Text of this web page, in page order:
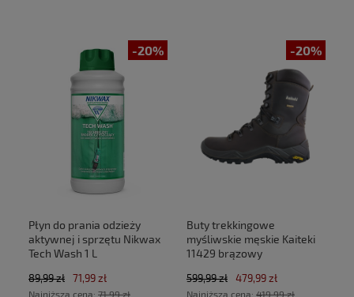
-20%
Płyn do prania odzieży
aktywnej i sprzętu Nikwax
Tech Wash 1 L
89,99 zł 71,99 zł
Najniższa cena: 71,99 zł
-20%
Buty trekkingowe
myśliwskie męskie Kaiteki
11429 brązowy
599,99 zł 479,99 zł
Najniższa cena: 419,99 zł